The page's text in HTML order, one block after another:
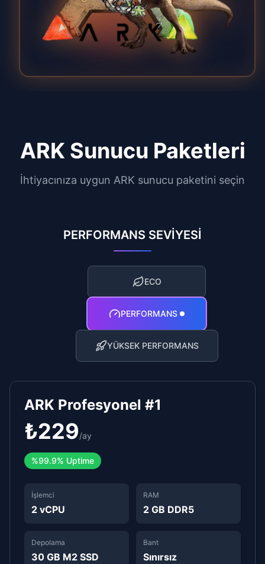
ARK Sunucu Paketleri
İhtiyacınıza uygun ARK sunucu paketini seçin
PERFORMANS SEVİYESİ
ECO
PERFORMANS
YÜKSEK PERFORMANS
ARK Profesyonel #1
₺229/ay
%99.9% Uptime
İşlemci
2 vCPU
RAM
2 GB DDR5
Depolama
30 GB M2 SSD
Bant
Sınırsız